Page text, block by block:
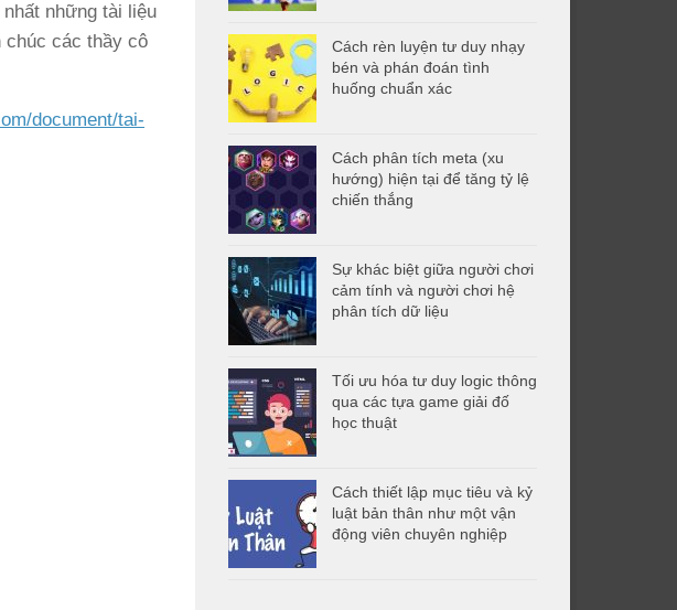
những tài liệu
chúc các thầy cô
document/tai-
Cách rèn luyện tư duy nhạy
bén và phán đoán tình
huống chuẩn xác
Cách phân tích meta (xu
hướng) hiện tại để tăng tỷ lệ
chiến thắng
Sự khác biệt giữa người chơi
cảm tính và người chơi hệ
phân tích dữ liệu
Tối ưu hóa tư duy logic thông
qua các tựa game giải đố
học thuật
Cách thiết lập mục tiêu và kỷ
luật bản thân như một vận
động viên chuyên nghiệp